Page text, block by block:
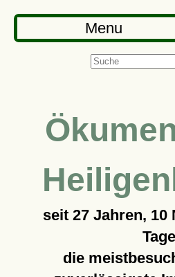
Menu
seit 27 Jahren, 10
die